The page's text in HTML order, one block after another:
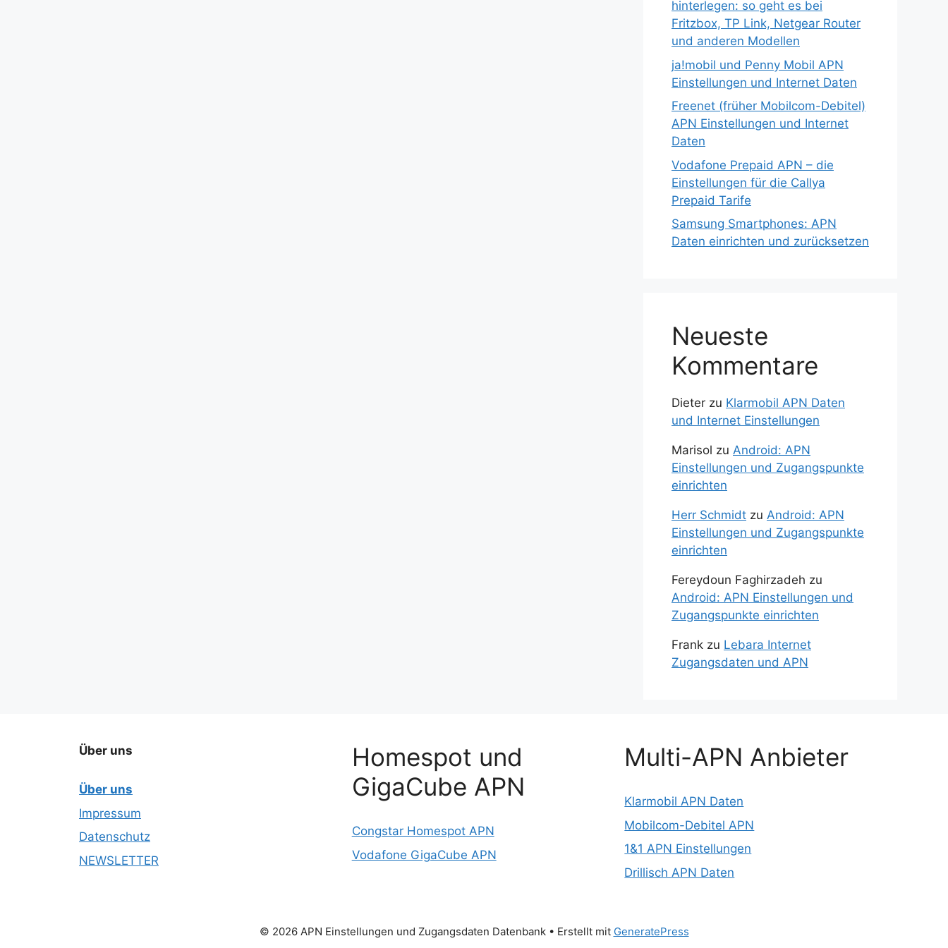
hinterlegen: so geht es bei
Fritzbox, TP Link, Netgear Router
und anderen Modellen
ja!mobil und Penny Mobil APN
Einstellungen und Internet Daten
Freenet (früher Mobilcom-Debitel)
APN Einstellungen und Internet
Daten
Vodafone Prepaid APN – die
Einstellungen für die Callya
Prepaid Tarife
Samsung Smartphones: APN
Daten einrichten und zurücksetzen
Neueste
Kommentare
Dieter zu Klarmobil APN Daten
und Internet Einstellungen
Marisol zu Android: APN
Einstellungen und Zugangspunkte
einrichten
Herr Schmidt zu Android: APN
Einstellungen und Zugangspunkte
einrichten
Fereydoun Faghirzadeh zu
Android: APN Einstellungen und
Zugangspunkte einrichten
Frank zu Lebara Internet
Zugangsdaten und APN
Über uns
Über uns
Impressum
Datenschutz
NEWSLETTER
Homespot und
GigaCube APN
Congstar Homespot APN
Vodafone GigaCube APN
Multi-APN Anbieter
Klarmobil APN Daten
Mobilcom-Debitel APN
1&1 APN Einstellungen
Drillisch APN Daten
© 2026 APN Einstellungen und Zugangsdaten Datenbank• Erstellt mit GeneratePress